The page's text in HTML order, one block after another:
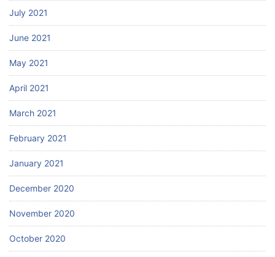
July 2021
June 2021
May 2021
April 2021
March 2021
February 2021
January 2021
December 2020
November 2020
October 2020